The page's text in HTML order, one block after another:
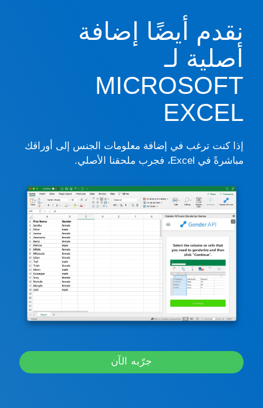
نقدم أيضًا إضافة
أصلية لـ
MICROSOFT
EXCEL
إذا كنت ترغب في إضافة معلومات الجنس إلى أوراقك
مباشرةً في Excel، فجرب ملحقنا الأصلي.
جرّبه الآن